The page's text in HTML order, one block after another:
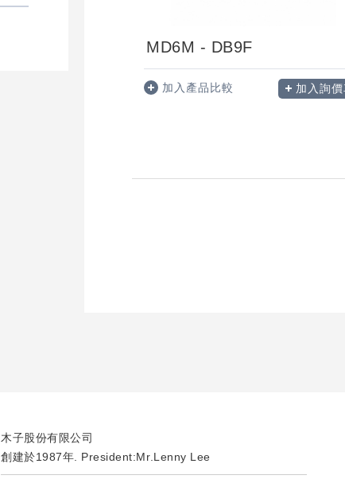
MD6M - DB9F
加入產品比較 加入詢價
木子股份有限公司
創建於1987年. President:Mr.Lenny Lee